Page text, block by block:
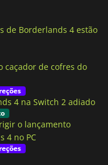
de Borderlands 4 estão
caçador de cofres do
4 na Switch 2 adiado
o lançamento
4 no PC